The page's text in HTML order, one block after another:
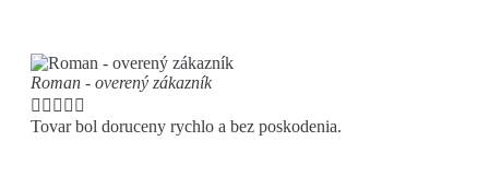
Roman - overený zákazník
    
Tovar bol doruceny rychlo a bez poskodenia.